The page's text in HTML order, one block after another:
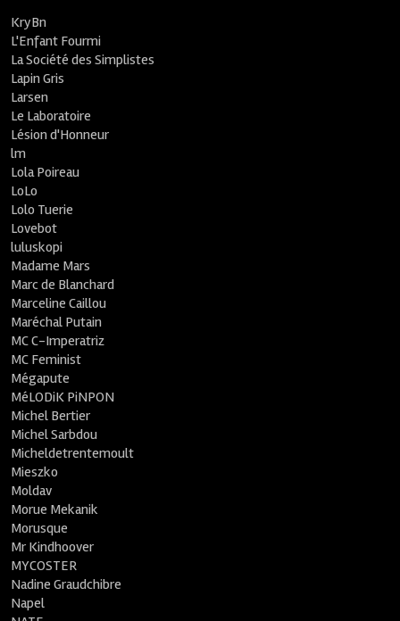
KryBn
L'Enfant Fourmi
La Société des Simplistes
Lapin Gris
Larsen
Le Laboratoire
Lésion d'Honneur
lm
Lola Poireau
LoLo
Lolo Tuerie
Lovebot
luluskopi
Madame Mars
Marc de Blanchard
Marceline Caillou
Maréchal Putain
MC C-Imperatriz
MC Feminist
Mégapute
MéLODiK PiNPON
Michel Bertier
Michel Sarbdou
Micheldetrentemoult
Mieszko
Moldav
Morue Mekanik
Morusque
Mr Kindhoover
MYCOSTER
Nadine Graudchibre
Napel